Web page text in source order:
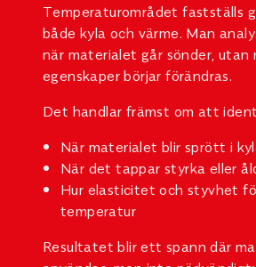
Temperaturområdet fastställs
både kyla och värme. Man
när materialet går sönder, utan
egenskaper börjar förändras.
Det handlar främst om att
När materialet blir sprött i
När det tappar styrka eller
Hur elasticitet och styvhet
temperatur
Resultatet blir ett spann där